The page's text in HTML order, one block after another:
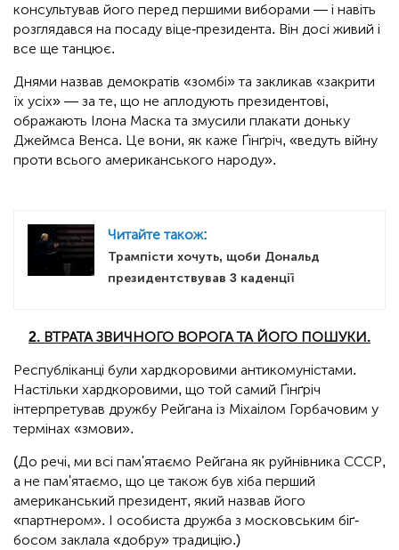
консультував його перед першими виборами — і навіть
розглядався на посаду віце-президента. Він досі живий і
все ще танцює.
Днями назвав демократів «зомбі» та закликав «закрити
їх усіх» — за те, що не аплодують президентові,
ображають Ілона Маска та змусили плакати доньку
Джеймса Венса. Це вони, як каже Ґінґріч, «ведуть війну
проти всього американського народу».
Читайте також:
Трампісти хочуть, щоби Дональд
президентствував 3 каденції
2. ВТРАТА ЗВИЧНОГО ВОРОГА ТА ЙОГО ПОШУКИ.
Республіканці були хардкоровими антикомуністами.
Настільки хардкоровими, що той самий Ґінґріч
інтерпретував дружбу Рейґана із Міхаілом Горбачовим у
термінах «змови».
(До речі, ми всі пам'ятаємо Рейґана як руйнівника СССР,
а не пам'ятаємо, що це також був хіба перший
американський президент, який назвав його
«партнером». І особиста дружба з московським біґ-
босом заклала «добру» традицію.)